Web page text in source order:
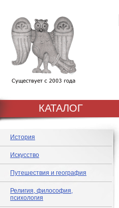
КАТАЛОГ
История
Искусство
Путешествия и география
Религия, философия,
психология